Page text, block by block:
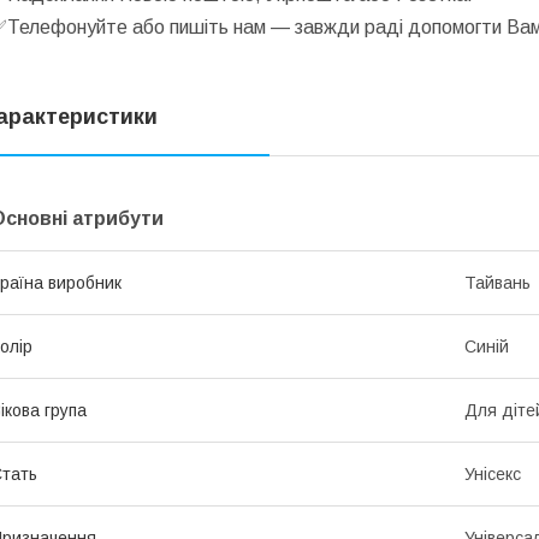
Телефонуйте або пишіть нам — завжди раді допомогти
атрибути
виробник Тайвань
Синій
група Для
Унісекс